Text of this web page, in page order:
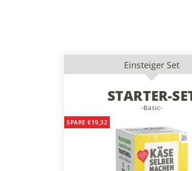
Einsteiger Set
STARTER-
-Basic-
SPARE €19,32